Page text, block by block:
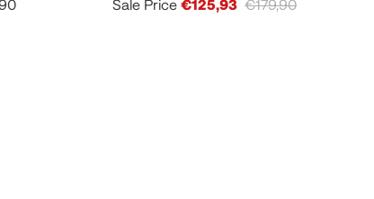
Sale Price €125,93 €179,90